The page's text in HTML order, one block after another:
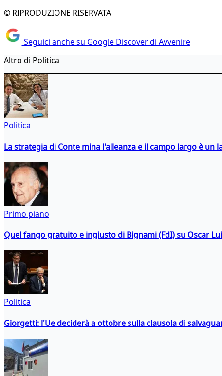
© RIPRODUZIONE RISERVATA
Seguici anche su Google Discover di Avvenire
Altro di Politica
Politica
La strategia di Conte mina l'alleanza e il campo largo è un
Primo piano
Quel fango gratuito e ingiusto di Bignami (FdI) su Oscar
Politica
Giorgetti: l'Ue deciderà a ottobre sulla clausola di